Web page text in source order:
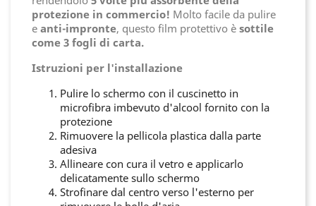
protezione in commercio! Molto facile da pulire
e anti-impronte, questo film protettivo è sottile
come 3 fogli di carta.
Istruzioni per l'installazione
Pulire lo schermo con il cuscinetto in
microfibra imbevuto d'alcool fornito con la
protezione
Rimuovere la pellicola plastica dalla parte
adesiva
Allineare con cura il vetro e applicarlo
delicatamente sullo schermo
Strofinare dal centro verso l'esterno per